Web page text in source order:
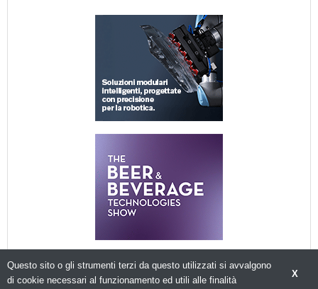
X
Questo sito o gli strumenti terzi da questo utilizzati si avvalgono
di cookie necessari al funzionamento ed utili alle finalità